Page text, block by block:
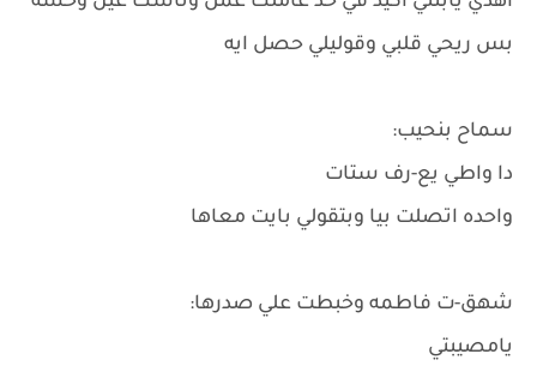
بس ريحي قلبي وقوليلي حصل ايه
سماح بنحيب:
دا واطي يع-رف ستات
واحده اتصلت بيا وبتقولي بايت معاها
شهق-ت فاطمه وخبطت علي صدرها:
يامصيبتي